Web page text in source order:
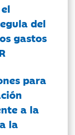
del
gastos
para
a la
la